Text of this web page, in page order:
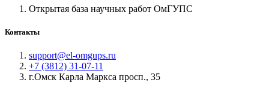
Открытая база научных работ ОмГУПС
Контакты
support@el-omgups.ru
+7 (3812) 31-07-11
г.Омск Карла Маркса просп., 35